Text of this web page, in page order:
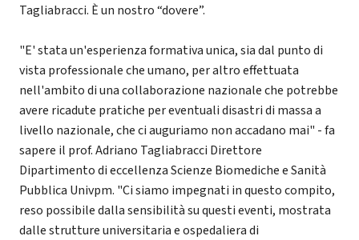
Tagliabracci. È un nostro “dovere”.
"E' stata un'esperienza formativa unica, sia dal punto di
vista professionale che umano, per altro effettuata
nell'ambito di una collaborazione nazionale che potrebbe
avere ricadute pratiche per eventuali disastri di massa a
livello nazionale, che ci auguriamo non accadano mai" - fa
sapere il prof. Adriano Tagliabracci Direttore
Dipartimento di eccellenza Scienze Biomediche e Sanità
Pubblica Univpm. "Ci siamo impegnati in questo compito,
reso possibile dalla sensibilità su questi eventi, mostrata
dalle strutture universitaria e ospedaliera di